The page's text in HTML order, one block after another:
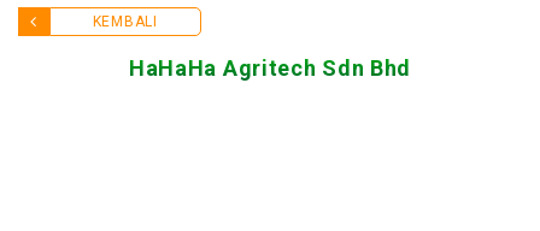
KEMBALI
HaHaHa Agritech Sdn Bhd